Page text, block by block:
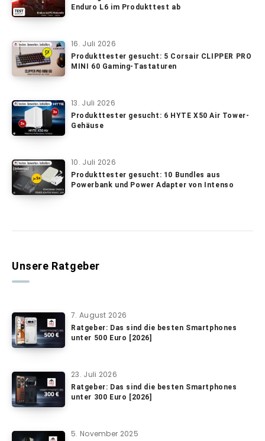
Enduro L6 im Produkttest ab
16. Juli 2026
Produkttester gesucht: 5 Corsair CLIPPER PRO
MINI 60 Gaming-Tastaturen
13. Juli 2026
Produkttester gesucht: 6 HYTE X50 Air Tower-
Gehäuse
10. Juli 2026
Produkttester gesucht: 10 Bundles aus
Powerbank und Power Adapter von Intenso
Unsere Ratgeber
7. August 2026
Ratgeber: Das sind die besten Smartphones
unter 500 Euro [2026]
23. Juli 2026
Ratgeber: Das sind die besten Smartphones
unter 300 Euro [2026]
5. November 2025